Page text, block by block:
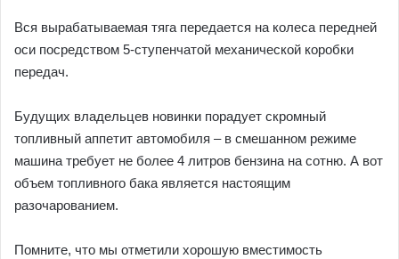
Вся вырабатываемая тяга передается на колеса передней
оси посредством 5-ступенчатой механической коробки
передач.
Будущих владельцев новинки порадует скромный
топливный аппетит автомобиля – в смешанном режиме
машина требует не более 4 литров бензина на сотню. А вот
объем топливного бака является настоящим
разочарованием.
Помните, что мы отметили хорошую вместимость